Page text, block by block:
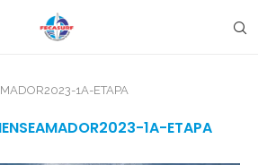
1A-ETAPA
1A-ETAPA